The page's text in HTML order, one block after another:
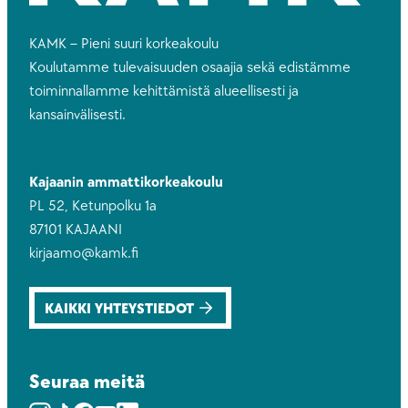
KAMK – Pieni suuri korkeakoulu
Koulutamme tulevaisuuden osaajia sekä edistämme
toiminnallamme kehittämistä alueellisesti ja
kansainvälisesti.
Kajaanin ammattikorkeakoulu
PL 52, Ketunpolku 1a
87101 KAJAANI
kirjaamo@kamk.fi
KAIKKI YHTEYSTIEDOT
Seuraa meitä